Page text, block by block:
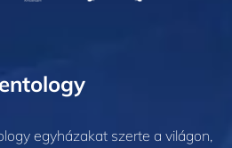
egyházakat szerte a világon,